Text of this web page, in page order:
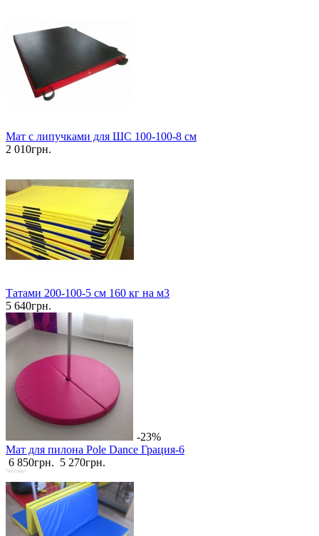
Мат с липучками для ШС 100-100-8 см
2 010грн.
Татами 200-100-5 см 160 кг на м3
5 640грн.
-23%
Мат для пилона Pole Dаnce Грация-6
6 850грн. 5 270грн.